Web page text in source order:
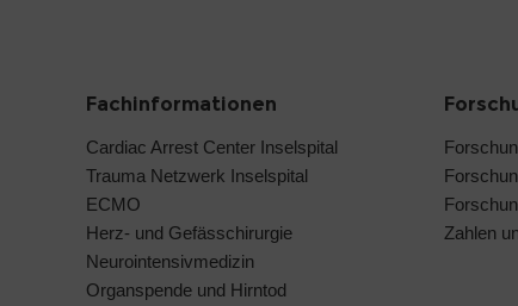
Fachinformationen
Cardiac Arrest Center Inselspital
Trauma Netzwerk Inselspital
ECMO
Herz- und Gefässchirurgie
Neurointensivmedizin
Organspende und Hirntod
Zahlen